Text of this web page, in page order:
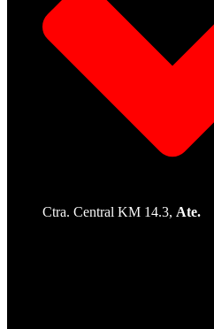
Ctra. Central KM 14.3, Ate.